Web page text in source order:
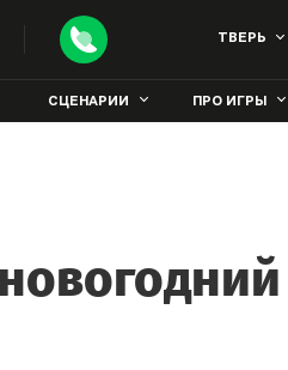
ТВЕРЬ
СЦЕНАРИИ ПРО ИГРЫ